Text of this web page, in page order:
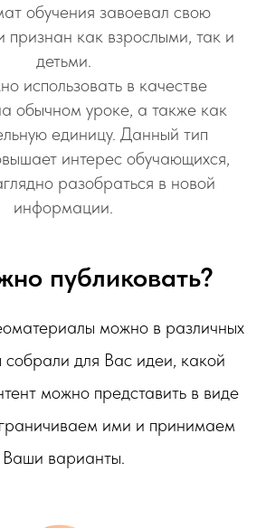
обучения завоевал свою
признан как взрослыми, так и
детьми.
использовать в качестве
обычном уроке, а также как
единицу. Данный тип
интерес обучающихся,
разобраться в новой
информации.
публиковать?
можно в различных
для Вас идеи, какой
можно представить в виде
ими и принимаем
Ваши варианты.